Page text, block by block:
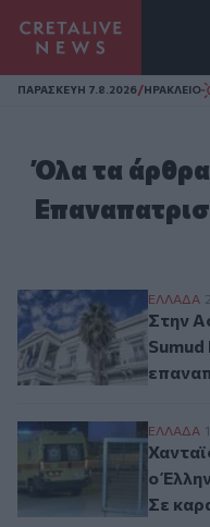
Homepage
ΠΑΡΑΣΚΕΥΗ 7.8.2026/ΗΡΑΚΛΕΙΟ
Όλα τα
Στην
ΕΛΛAΔΑ
Στην
Sumud
ΕΛΛAΔΑ
ο
Σε